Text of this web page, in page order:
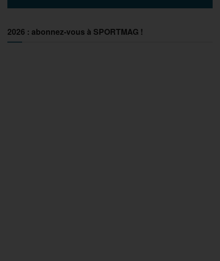
2026 : abonnez-vous à SPORTMAG !